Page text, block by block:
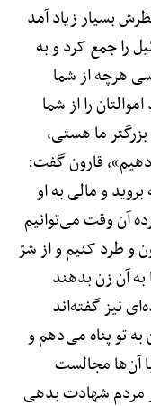
بسیار زیاد آمد
را جمع کرد و به
هرچه از شما
را از شما
ما هستی،
قارون گفت:
و مالی به او
آن وقت می‌توانیم
و طرد کنیم و از شرّ
آن زن بدهند
نیز گفته‌اند
تو پناه می‌دهم و
آن‌ها مجالست
مردم شهادت بدهی